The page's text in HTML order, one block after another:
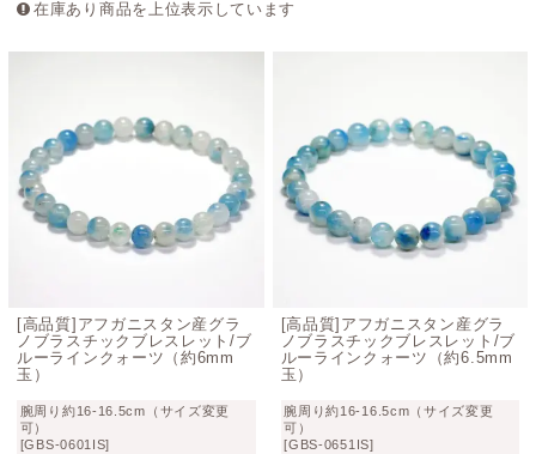
在庫あり商品を上位表示しています
[高品質]アフガニスタン産グラ
ノブラスチックブレスレット/ブ
ルーラインクォーツ（約6mm
玉）
腕周り約16-16.5cm（サイズ変更
可）
[GBS-0601IS]
[高品質]アフガニスタン産グラ
ノブラスチックブレスレット/ブ
ルーラインクォーツ（約6.5mm
玉）
腕周り約16-16.5cm（サイズ変更
可）
[GBS-0651IS]